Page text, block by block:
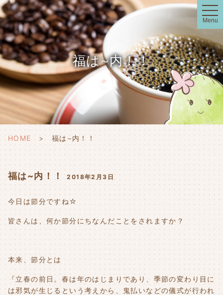
t
o
g
g
l
e
n
a
v
i
g
a
t
i
o
n
Menu
福は~内！！
HOME 福は~内！！
福は~内！！ 2018年2月3日
今日は節分ですね☆
皆さんは、何か節分にちなんだことをされますか？
本来、節分とは
『立春の前日。春は年のはじまりであり、季節の変わり目に
は邪気が生じるという考えから、鬼払いなどの儀式が行われ